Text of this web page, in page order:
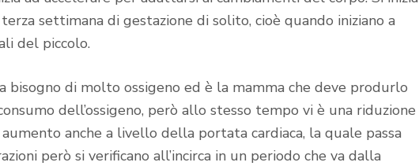
settimana di gestazione di solito, cioè quando iniziano a
del piccolo.
bisogno di molto ossigeno ed è la mamma che deve produrlo
dell’ossigeno, però allo stesso tempo vi è una riduzione
anche a livello della portata cardiaca, la quale passa
però si verificano all’incirca in un periodo che va dalla